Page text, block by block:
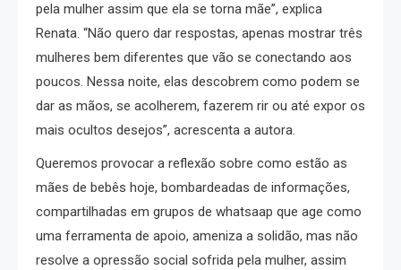
pela mulher assim que ela se torna mãe”, explica
Renata. “Não quero dar respostas, apenas mostrar três
mulheres bem diferentes que vão se conectando aos
poucos. Nessa noite, elas descobrem como podem se
dar as mãos, se acolherem, fazerem rir ou até expor os
mais ocultos desejos”, acrescenta a autora.
Queremos provocar a reflexão sobre como estão as
mães de bebês hoje, bombardeadas de informações,
compartilhadas em grupos de whatsaap que age como
uma ferramenta de apoio, ameniza a solidão, mas não
resolve a opressão social sofrida pela mulher, assim